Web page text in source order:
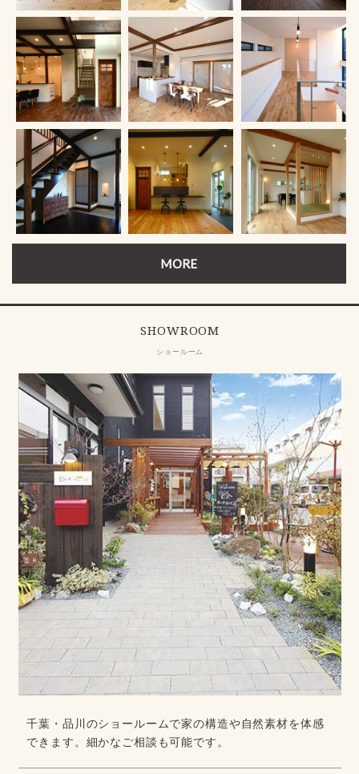
MORE
SHOWROOM
ショールーム
千葉・品川のショールームで家の構造や自然素材を体感
できます。細かなご相談も可能です。